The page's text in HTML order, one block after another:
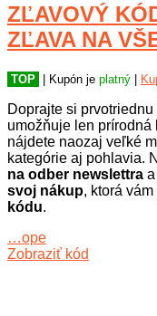
ZĽAVOVÝ
ZĽAVA NA
TOP | Kupón je platný |
Doprajte si
umožňuje len
nájdete naozaj veľké
kategórie aj pohlavia.
na odber newslettra
svoj nákup, ktorá
kódu.
…ope
Zobraziť kód